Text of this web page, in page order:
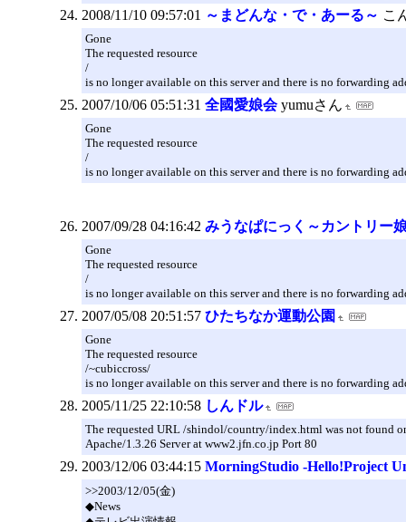
2008/11/10 09:57:01 ～まどんな・で・あーる～ こ
Gone
The requested resource
/
is no longer available on this server and there is no forwarding
2007/10/06 05:51:31 全國愛娘会 yumuさん
Gone
The requested resource
/
is no longer available on this server and there is no forwarding
2007/09/28 04:16:42 みうなぱにっく～カントリー
Gone
The requested resource
/
is no longer available on this server and there is no forwarding
2007/05/08 20:51:57 ひたちなか運動公園
Gone
The requested resource
/~cubiccross/
is no longer available on this server and there is no forwarding
2005/11/25 22:10:58 しんドル
The requested URL /shindol/country/index.html was not found
Apache/1.3.26 Server at www2.jfn.co.jp Port 80
2003/12/06 03:44:15 MorningStudio -Hello!Project
>>2003/12/05(金)
◆News